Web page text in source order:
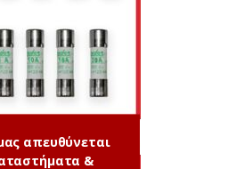
απευθύνεται
&